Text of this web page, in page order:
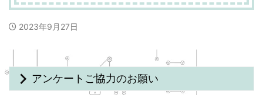
2023年9月27日
アンケートご協力のお願い